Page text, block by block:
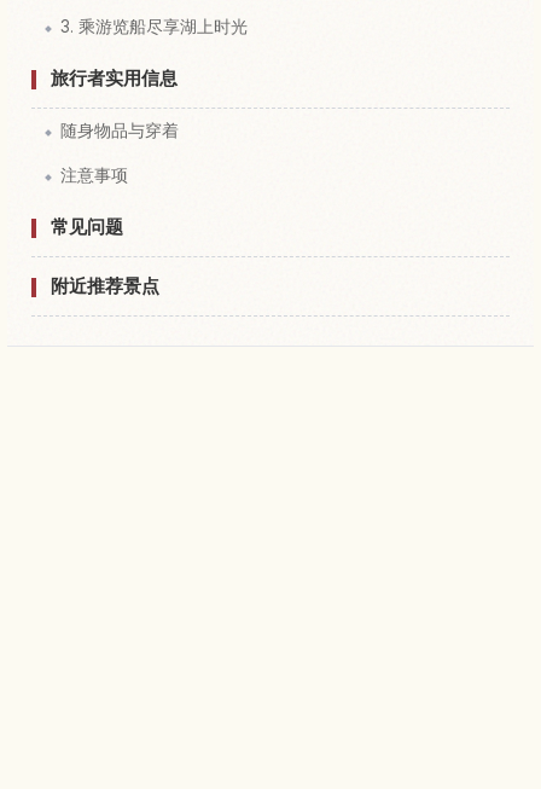
3. 乘游览船尽享湖上时光
旅行者实用信息
随身物品与穿着
注意事项
常见问题
附近推荐景点